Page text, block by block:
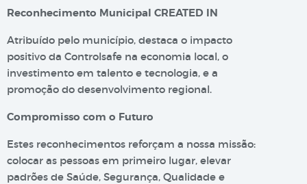
Reconhecimento Municipal CREATED IN
Atribuído pelo município, destaca o impacto
positivo da Controlsafe na economia local, o
investimento em talento e tecnologia, e a
promoção do desenvolvimento regional.
Compromisso com o Futuro
Estes reconhecimentos reforçam a nossa missão:
colocar as pessoas em primeiro lugar, elevar
padrões de Saúde, Segurança, Qualidade e